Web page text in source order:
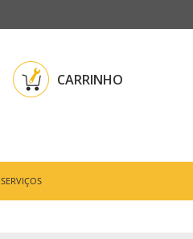
CARRINHO
SERVIÇOS